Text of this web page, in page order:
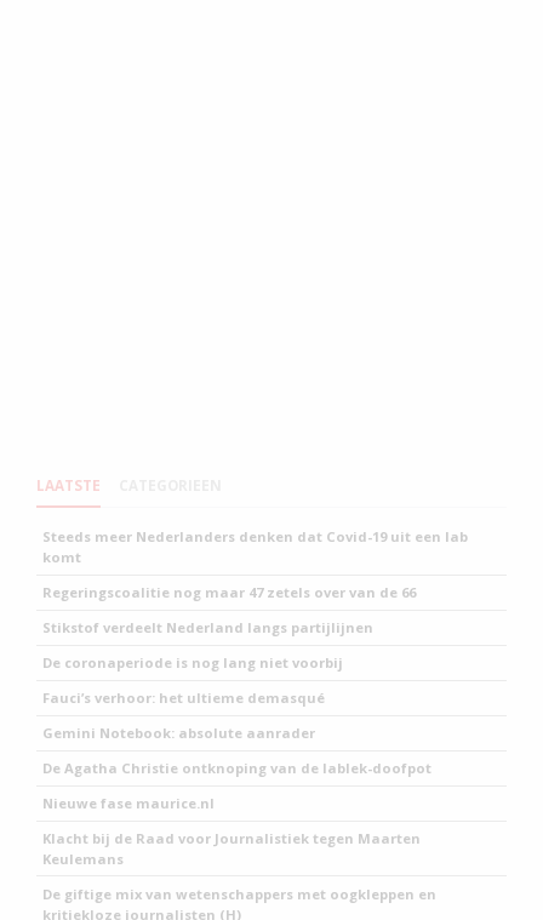
LAATSTE
Steeds meer Nederlanders denken dat Covid-19 uit een lab
komt
Regeringscoalitie nog maar 47 zetels over van de 66
Stikstof verdeelt Nederland langs partijlijnen
De coronaperiode is nog lang niet voorbij
Fauci’s verhoor: het ultieme demasqué
Gemini Notebook: absolute aanrader
De Agatha Christie ontknoping van de lablek-doofpot
Nieuwe fase maurice.nl
Klacht bij de Raad voor Journalistiek tegen Maarten
Keulemans
De giftige mix van wetenschappers met oogkleppen en
kritiekloze journalisten (H)